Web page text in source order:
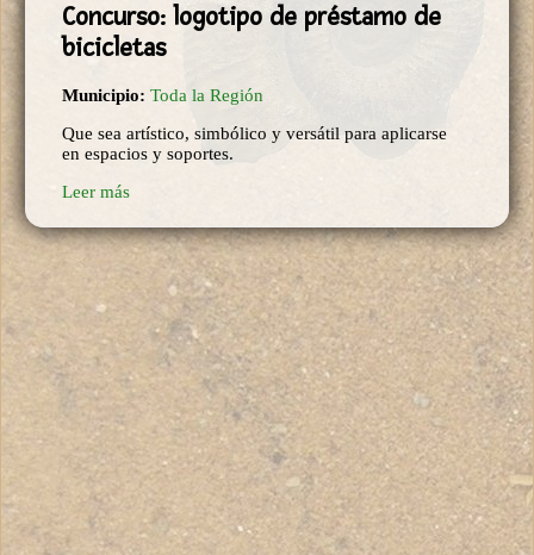
Concurso: logotipo de préstamo de
bicicletas
Municipio: Toda la Región
Que sea artístico, simbólico y versátil para aplicarse
en espacios y soportes.
Leer más